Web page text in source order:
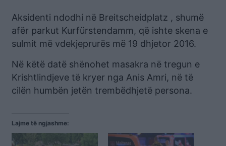
Aksidenti ndodhi në Breitscheidplatz , shumë
afër parkut Kurfürstendamm, që ishte skena e
sulmit më vdekjeprurës më 19 dhjetor 2016.
Në këtë datë shënohet masakra në tregun e
Krishtlindjeve të kryer nga Anis Amri, në të
cilën humbën jetën trembëdhjetë persona.
Lajme të ngjashme: